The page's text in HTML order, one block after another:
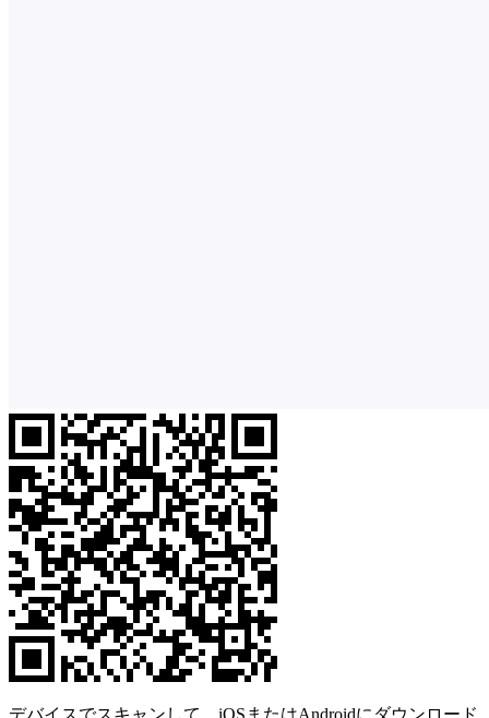
デバイスでスキャンして、iOSまたはAndroidにダウンロード